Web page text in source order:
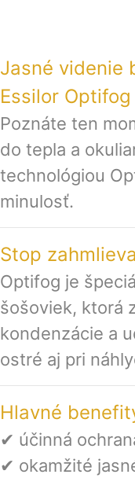
Jasné videnie
Essilor Optifog
Poznáte ten
do tepla a
technológiou
minulosť.
Stop
Optifog je
šošoviek, ktorá
kondenzácie a
ostré aj pri
Hlavné
✔ účinná
✔ okamžité